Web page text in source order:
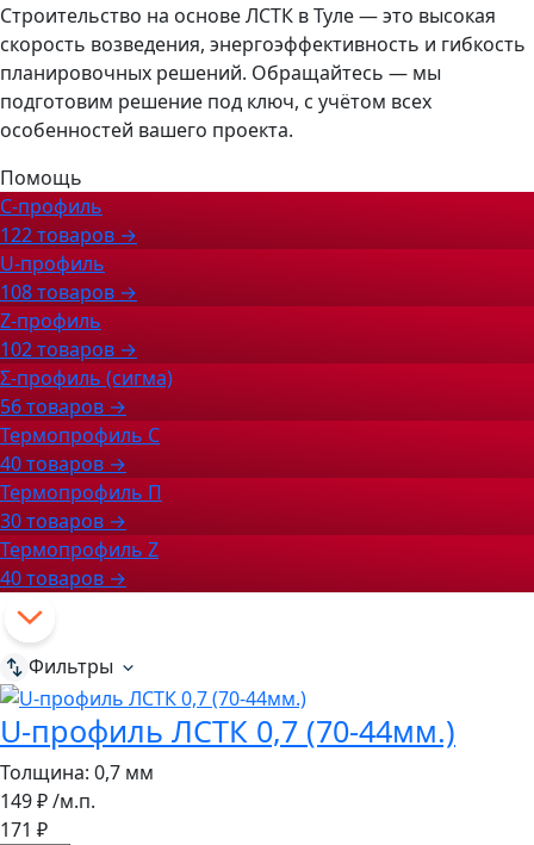
Строительство на основе ЛСТК в Туле — это высокая
скорость возведения, энергоэффективность и гибкость
планировочных решений. Обращайтесь — мы
подготовим решение под ключ, с учётом всех
особенностей вашего проекта.
Помощь
С-профиль
122 товаров →
U-профиль
108 товаров →
Z-профиль
102 товаров →
Σ-профиль (сигма)
56 товаров →
Термопрофиль С
40 товаров →
Термопрофиль П
30 товаров →
Термопрофиль Z
40 товаров →
Фильтры
U-профиль ЛСТК 0,7 (70-44мм.)
Толщина: 0,7 мм
149 ₽/м.п.
171 ₽